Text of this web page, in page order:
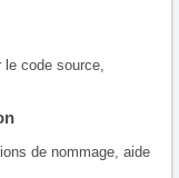
le code source,
de nommage, aide